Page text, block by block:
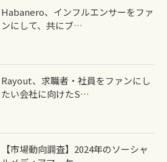
Habanero、インフルエンサーをファ
ンにして、共にブ…
Rayout、求職者・社員をファンにし
たい会社に向けたS…
【市場動向調査】2024年のソーシャ